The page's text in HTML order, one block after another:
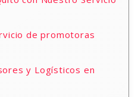
de promotoras
y Logísticos en